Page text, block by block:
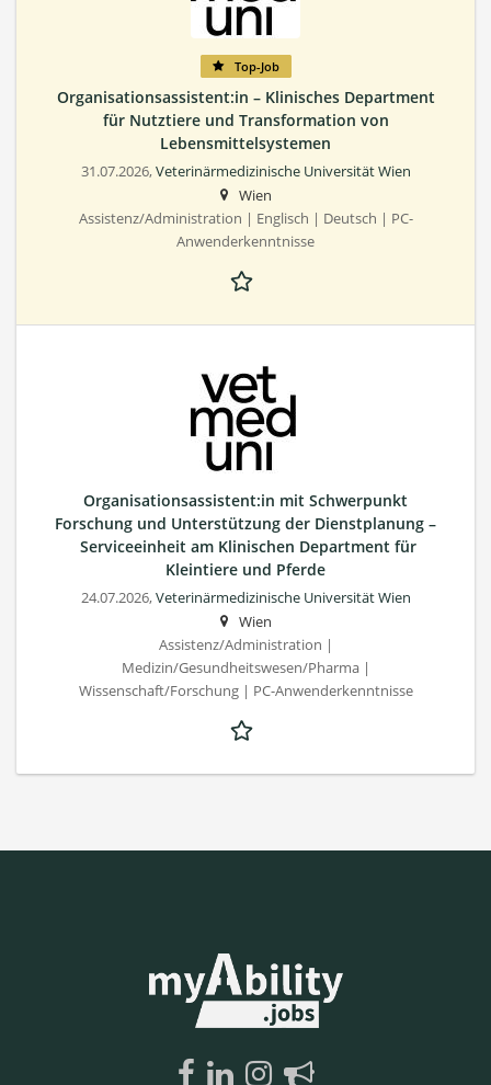
Top-Job
Organisationsassistent:in – Klinisches Department
für Nutztiere und Transformation von
Lebensmittelsystemen
31.07.2026,Veterinärmedizinische Universität Wien
Wien
Assistenz/Administration | Englisch | Deutsch | PC-
Anwenderkenntnisse
Organisationsassistent:in mit Schwerpunkt
Forschung und Unterstützung der Dienstplanung –
Serviceeinheit am Klinischen Department für
Kleintiere und Pferde
24.07.2026,Veterinärmedizinische Universität Wien
Wien
Assistenz/Administration |
Medizin/Gesundheitswesen/Pharma |
Wissenschaft/Forschung | PC-Anwenderkenntnisse